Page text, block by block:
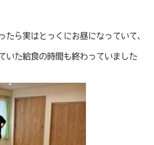
たら実はとっくにお昼になっていて、
いた給食の時間も終わっていました